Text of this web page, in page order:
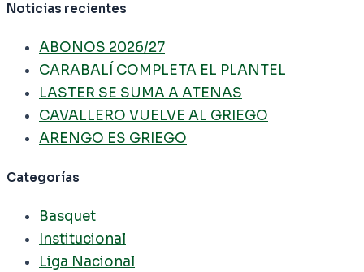
Noticias recientes
ABONOS 2026/27
CARABALÍ COMPLETA EL PLANTEL
LASTER SE SUMA A ATENAS
CAVALLERO VUELVE AL GRIEGO
ARENGO ES GRIEGO
Categorías
Basquet
Institucional
Liga Nacional